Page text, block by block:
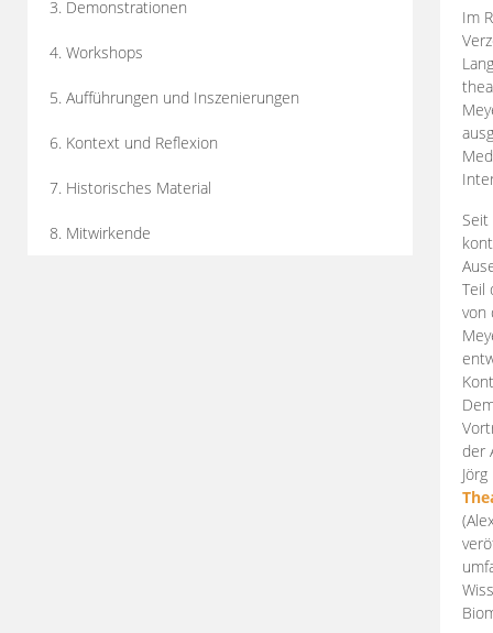
3. Demonstrationen
4. Workshops
5. Aufführungen und Inszenierungen
6. Kontext und Reflexion
7. Historisches Material
8. Mitwirkende
Im
Teil
von
der